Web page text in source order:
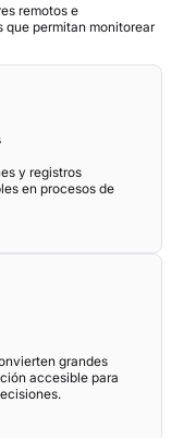
remotos e
que permitan monitorear
y registros
en procesos de
grandes
accesible para